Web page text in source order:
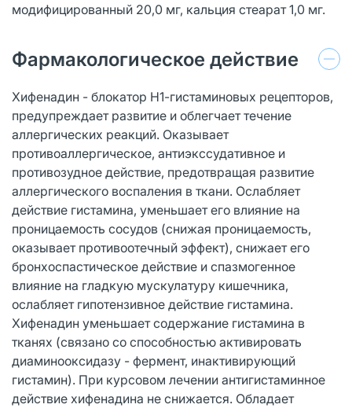
модифицированный 20,0 мг, кальция стеарат 1,0 мг.
Фармакологическое действие
Хифенадин - блокатор Н1-гистаминовых рецепторов,
предупреждает развитие и облегчает течение
аллергических реакций. Оказывает
противоаллергическое, антиэкссудативное и
противозудное действие, предотвращая развитие
аллергического воспаления в ткани. Ослабляет
действие гистамина, уменьшает его влияние на
проницаемость сосудов (снижая проницаемость,
оказывает противоотечный эффект), снижает его
бронхоспастическое действие и спазмогенное
влияние на гладкую мускулатуру кишечника,
ослабляет гипотензивное действие гистамина.
Хифенадин уменьшает содержание гистамина в
тканях (связано со способностью активировать
диаминооксидазу - фермент, инактивирующий
гистамин). При курсовом лечении антигистаминное
действие хифенадина не снижается. Обладает